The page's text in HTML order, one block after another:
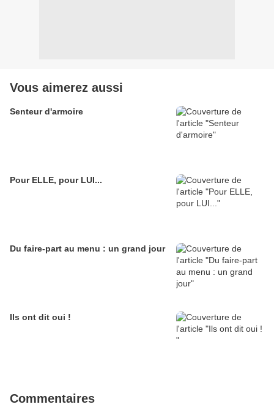
Vous aimerez aussi
Senteur d'armoire
Pour ELLE, pour LUI...
Du faire-part au menu : un grand jour
Ils ont dit oui !
Commentaires